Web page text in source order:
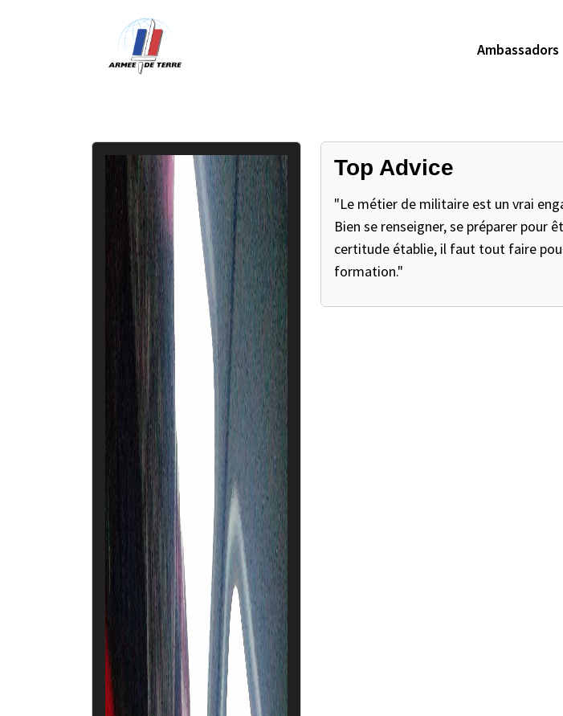
Ambassadors
Top Advice
"Le métier de militaire est un vrai
Bien se renseigner, se préparer pour
certitude établie, il faut tout faire
formation."